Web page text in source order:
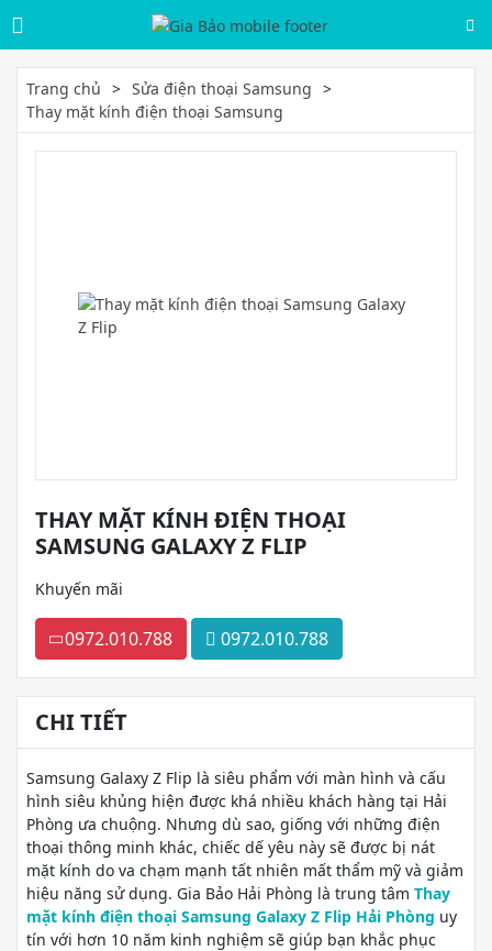
Trang chủ
Sửa điện thoại Samsung
Thay mặt kính điện thoại Samsung
THAY MẶT KÍNH ĐIỆN THOẠI
SAMSUNG GALAXY Z FLIP
Khuyến mãi
0972.010.788 0972.010.788
CHI TIẾT
Samsung Galaxy Z Flip là siêu phẩm với màn hình và cấu
hình siêu khủng hiện được khá nhiều khách hàng tại Hải
Phòng ưa chuộng. Nhưng dù sao, giống với những điện
thoại thông minh khác, chiếc dế yêu này sẽ được bị nát
mặt kính do va chạm mạnh tất nhiên mất thẩm mỹ và giảm
hiệu năng sử dụng. Gia Bảo Hải Phòng là trung tâm Thay
mặt kính điện thoại Samsung Galaxy Z Flip Hải Phòng uy
tín với hơn 10 năm kinh nghiệm sẽ giúp bạn khắc phục